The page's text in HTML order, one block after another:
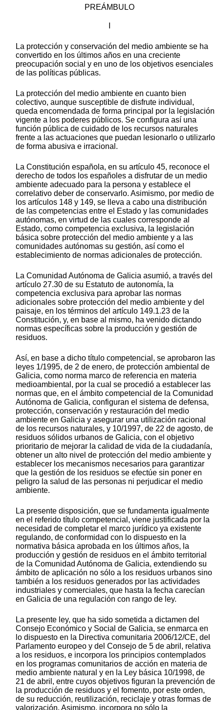
PREÁMBULO
La protección y conservación del medio ambiente se ha
convertido en los últimos años en una creciente
preocupación social y en uno de los objetivos esenciales
de las políticas públicas.
La protección del medio ambiente en cuanto bien
colectivo, aunque susceptible de disfrute individual,
queda encomendada de forma principal por la legislación
vigente a los poderes públicos. Se configura así una
función pública de cuidado de los recursos naturales
frente a las actuaciones que puedan lesionarlo o utilizarlo
de forma abusiva e irracional.
La Constitución española, en su artículo 45, reconoce el
derecho de todos los españoles a disfrutar de un medio
ambiente adecuado para la persona y establece el
correlativo deber de conservarlo. Asimismo, por medio de
los artículos 148 y 149, se lleva a cabo una distribución
de las competencias entre el Estado y las comunidades
autónomas, en virtud de las cuales corresponde al
Estado, como competencia exclusiva, la legislación
básica sobre protección del medio ambiente y a las
comunidades autónomas su gestión, así como el
establecimiento de normas adicionales de protección.
La Comunidad Autónoma de Galicia asumió, a través del
artículo 27.30 de su Estatuto de autonomía, la
competencia exclusiva para aprobar las normas
adicionales sobre protección del medio ambiente y del
paisaje, en los términos del artículo 149.1.23 de la
Constitución, y, en base al mismo, ha venido dictando
normas específicas sobre la producción y gestión de
residuos.
Así, en base a dicho título competencial, se aprobaron las
leyes 1/1995, de 2 de enero, de protección ambiental de
Galicia, como norma marco de referencia en materia
medioambiental, por la cual se procedió a establecer las
normas que, en el ámbito competencial de la Comunidad
Autónoma de Galicia, configuran el sistema de defensa,
protección, conservación y restauración del medio
ambiente en Galicia y asegurar una utilización racional
de los recursos naturales, y 10/1997, de 22 de agosto, de
residuos sólidos urbanos de Galicia, con el objetivo
prioritario de mejorar la calidad de vida de la ciudadanía,
obtener un alto nivel de protección del medio ambiente y
establecer los mecanismos necesarios para garantizar
que la gestión de los residuos se efectúe sin poner en
peligro la salud de las personas ni perjudicar el medio
ambiente.
La presente disposición, que se fundamenta igualmente
en el referido título competencial, viene justificada por la
necesidad de completar el marco jurídico ya existente
regulando, de conformidad con lo dispuesto en la
normativa básica aprobada en los últimos años, la
producción y gestión de residuos en el ámbito territorial
de la Comunidad Autónoma de Galicia, extendiendo su
ámbito de aplicación no sólo a los residuos urbanos sino
también a los residuos generados por las actividades
industriales y comerciales, que hasta la fecha carecían
en Galicia de una regulación con rango de ley.
La presente ley, que ha sido sometida a dictamen del
Consejo Económico y Social de Galicia, se enmarca en
lo dispuesto en la Directiva comunitaria 2006/12/CE, del
Parlamento europeo y del Consejo de 5 de abril, relativa
a los residuos, e incorpora los principios contemplados
en los programas comunitarios de acción en materia de
medio ambiente natural y en la Ley básica 10/1998, de
21 de abril, entre cuyos objetivos figuran la prevención de
la producción de residuos y el fomento, por este orden,
de su reducción, reutilización, reciclaje y otras formas de
valorización. Asimismo, incorpora no sólo la